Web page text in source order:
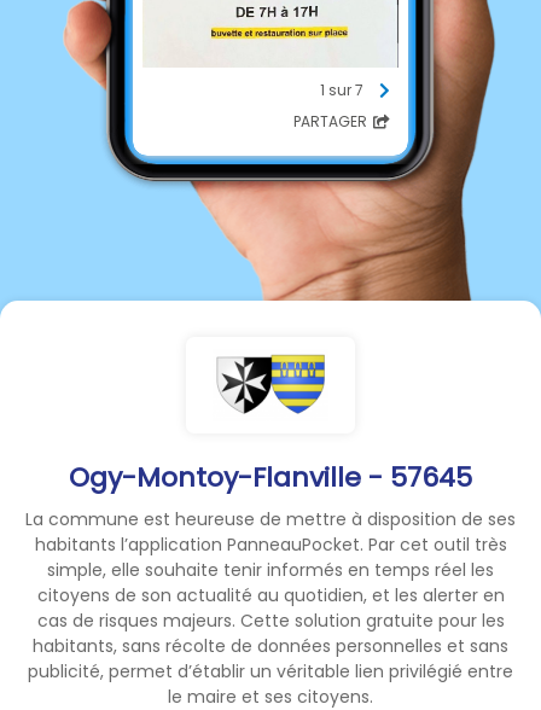
Ogy-Montoy-Flanville - 57645
La commune est heureuse de mettre à disposition de ses
habitants l’application PanneauPocket. Par cet outil très
simple, elle souhaite tenir informés en temps réel les
citoyens de son actualité au quotidien, et les alerter en
cas de risques majeurs. Cette solution gratuite pour les
habitants, sans récolte de données personnelles et sans
publicité, permet d’établir un véritable lien privilégié entre
le maire et ses citoyens.
1 sur 7
PARTAGER